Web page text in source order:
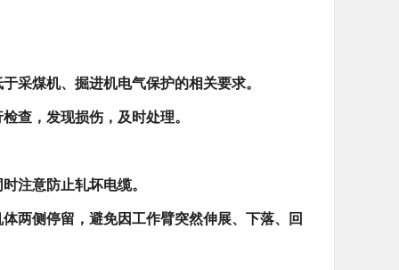
采煤机、掘进机电气保护的相关要求。
查，发现损伤，及时处理。
注意防止轧坏电缆。
两侧停留，避免因工作臂突然伸展、下落、回